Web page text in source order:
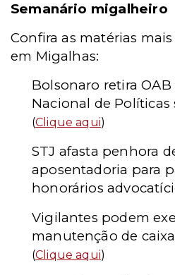
Semanário migalheiro
Confira as matérias
em Migalhas:
Bolsonaro retira
Nacional de Políticas
(Clique aqui)
STJ afasta penhora
aposentadoria para
honorários
Vigilantes podem
manutenção de
(Clique aqui)